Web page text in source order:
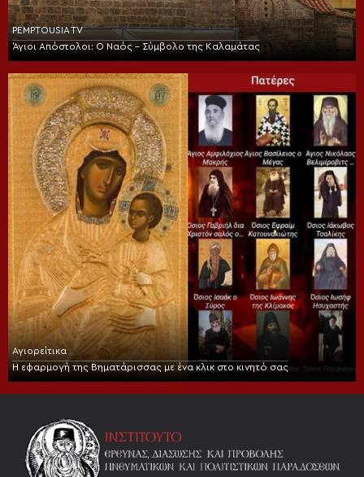
PEMPTOUSIA TV
Άγιοι Απόστολοι: Ο Ναός – Σύμβολο της Καλαμάτας
Αγιορείτικα
Η εφαρμογή της Βηματάρισσας με ένα κλικ στο κινητό σας